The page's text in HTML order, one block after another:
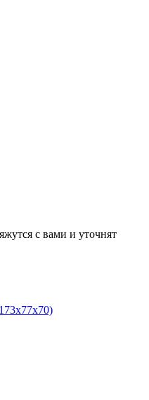
с вами и уточнят